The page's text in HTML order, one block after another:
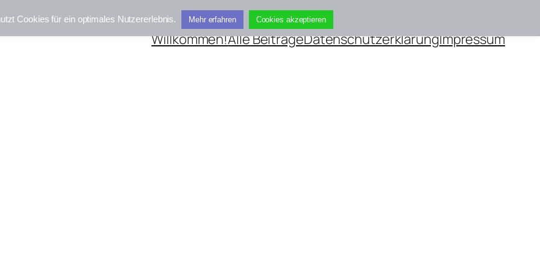
Willkommen!Alle BeiträgeDatenschutzerklärungImpressum
Cookies für ein optimales Nutzererlebnis. Mehr erfahren Cookies akzeptieren